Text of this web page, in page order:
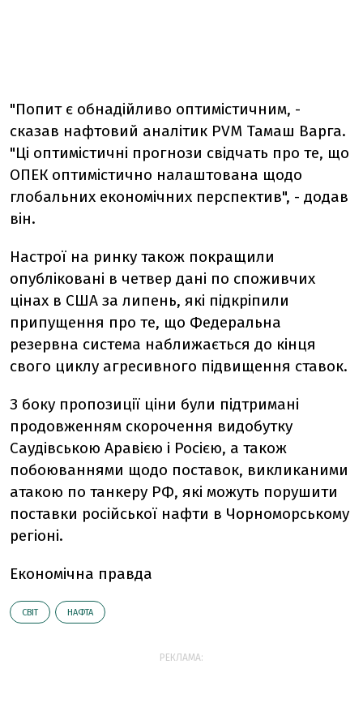
"Попит є обнадійливо оптимістичним, -
сказав нафтовий аналітик PVM Тамаш Варга.
"Ці оптимістичні прогнози свідчать про те, що
ОПЕК оптимістично налаштована щодо
глобальних економічних перспектив", - додав
він.
Настрої на ринку також покращили
опубліковані в четвер дані по споживчих
цінах в США за липень, які підкріпили
припущення про те, що Федеральна
резервна система наближається до кінця
свого циклу агресивного підвищення ставок.
З боку пропозиції ціни були підтримані
продовженням скорочення видобутку
Саудівською Аравією і Росією, а також
побоюваннями щодо поставок, викликаними
атакою по танкеру РФ, які можуть порушити
поставки російської нафти в Чорноморському
регіоні.
Економічна правда
СВІТ НАФТА
РЕКЛАМА: